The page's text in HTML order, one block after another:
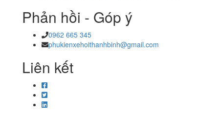
Phản hồi - Góp ý
0962 665 345
phukienxehoithanhbinh@gmail.com
Liên kết